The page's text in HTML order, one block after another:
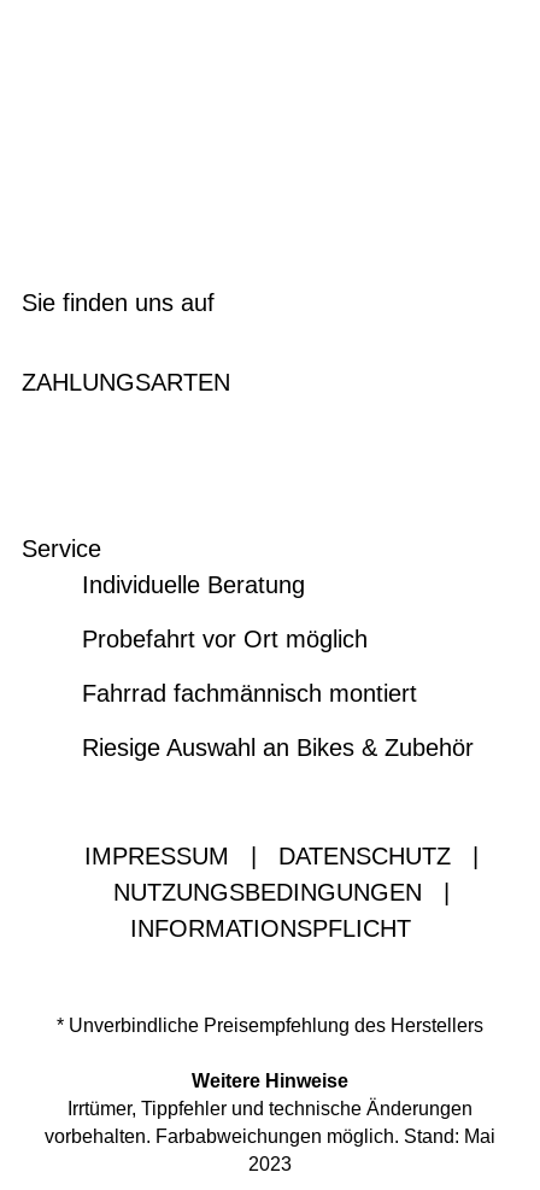
Sie finden uns auf
ZAHLUNGSARTEN
Service
Individuelle Beratung
Probefahrt vor Ort möglich
Fahrrad fachmännisch montiert
Riesige Auswahl an Bikes & Zubehör
IMPRESSUM DATENSCHUTZ
NUTZUNGSBEDINGUNGEN
INFORMATIONSPFLICHT
* Unverbindliche Preisempfehlung des Herstellers
Weitere Hinweise
Irrtümer, Tippfehler und technische Änderungen
vorbehalten. Farbabweichungen möglich. Stand: Mai
2023